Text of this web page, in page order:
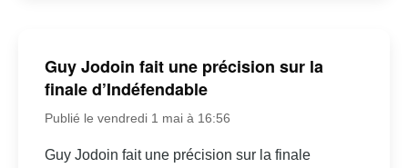
Guy Jodoin fait une précision sur la
finale d’Indéfendable
Publié le vendredi 1 mai à 16:56
Guy Jodoin fait une précision sur la finale